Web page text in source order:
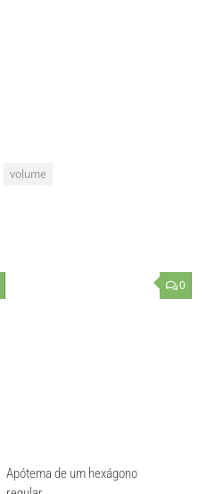
volume
0
Apótema de um hexágono